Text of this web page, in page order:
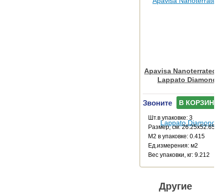
Apavisa
Lappato Diamond
Звоните В КОРЗИНУ
Шт.в упаковке: 3
Размер, см: 26.25x52.65
М2 в упаковке: 0.415
Ед.измерения: м2
Веc упаковки, кг: 9.212
Другие